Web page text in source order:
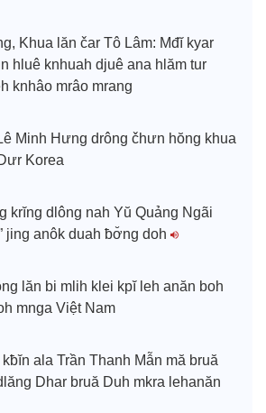
Khua lăn čar Tô Lâm: Mđĭ kyar
hluê knhuah djuê ana hlăm tur
knhâo mrâo mrang
Minh Hưng drông čhưn hŏng khua
Korea
krĭng dlông nah Yŭ Quảng Ngãi
jing anôk duah ƀơ̆ng doh
lăn bi mlih klei kpĭ leh anăn boh
mnga Việt Nam
ala Trần Thanh Mẫn mă bruă
Dhar bruă Duh mkra lehanăn